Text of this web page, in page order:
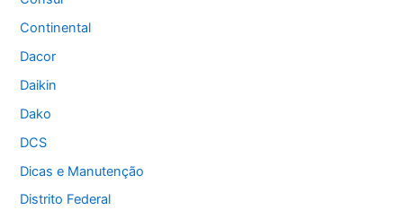
Continental
Dacor
Daikin
Dako
DCS
Dicas e Manutenção
Distrito Federal